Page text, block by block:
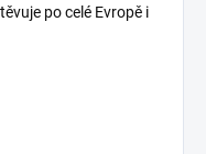
po celé Evropě i